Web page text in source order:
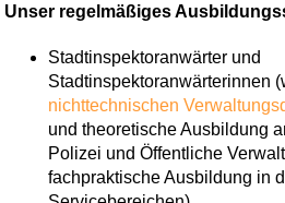
Unser regelmäßiges
Stadtinspektoranwärter und
Stadtinspektoranwärterinnen
nichttechnischen
und theoretische Ausbildung
Polizei und Öffentliche
fachpraktische Ausbildung in